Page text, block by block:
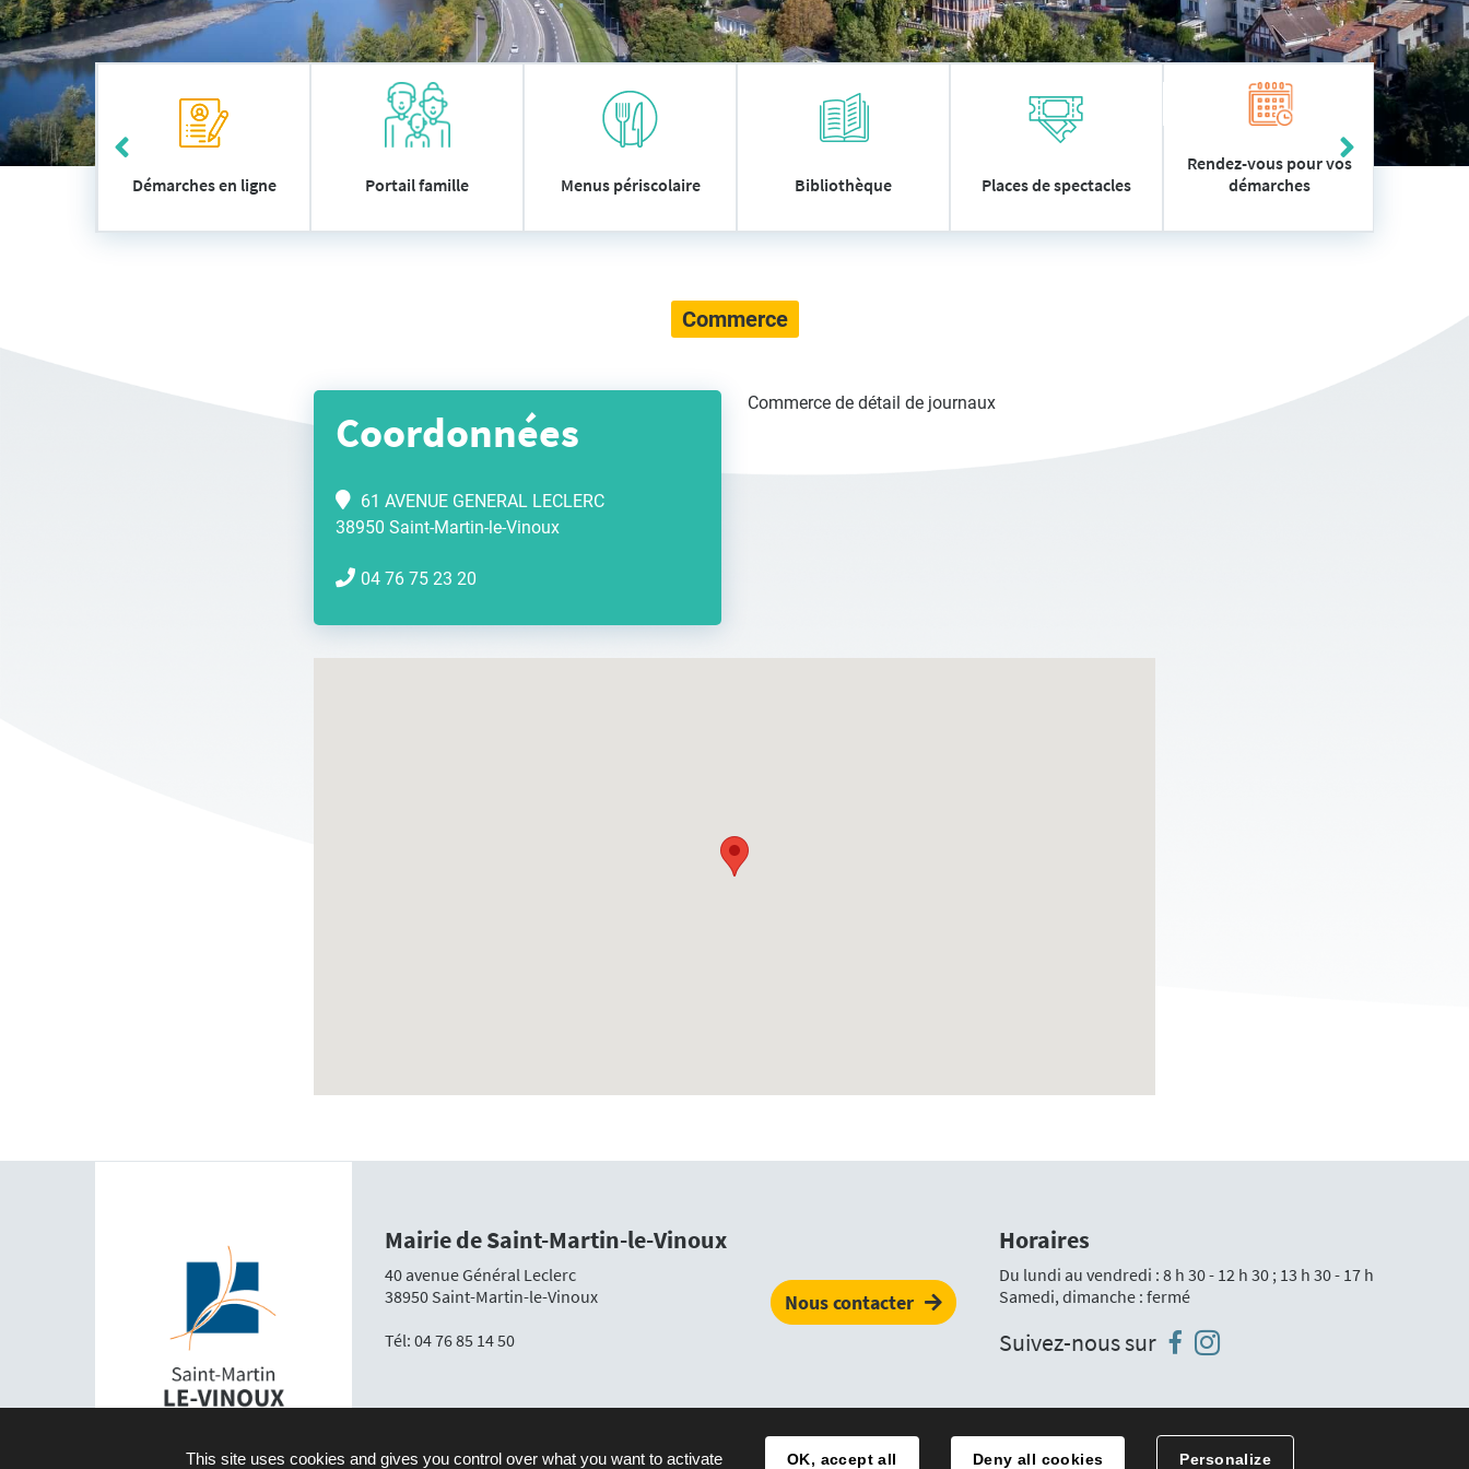
Accès
rapide
Démarches en ligne Portail famille Menus périscolaire Bibliothèque Places de spectacles
Rendez-vous pour vos
démarches
Commerce
Coordonnées
61 AVENUE GENERAL LECLERC
38950 Saint-Martin-le-Vinoux
04 76 75 23 20
Commerce de détail de journaux
Mairie de Saint-Martin-le-Vinoux
40 avenue Général Leclerc
38950 Saint-Martin-le-Vinoux
Tél:04 76 85 14 50
Nous contacter
Horaires
Du lundi au vendredi : 8 h 30 - 12 h 30 ; 13 h 30 - 17 h
Samedi, dimanche : fermé
Suivez-nous sur Facebook
Instagram
Mentions légales Accessibilité Traitement des données
This site uses cookies and gives you control over what you want to activate OK, accept all Deny all cookies Personalize